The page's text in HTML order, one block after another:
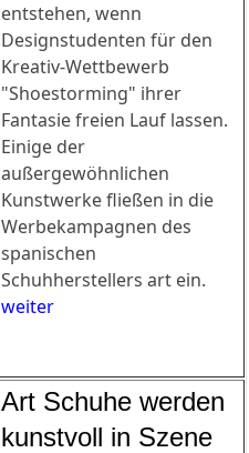
entstehen, wenn
Designstudenten für den
Kreativ-Wettbewerb
"Shoestorming" ihrer
Fantasie freien Lauf lassen.
Einige der
außergewöhnlichen
Kunstwerke fließen in die
Werbekampagnen des
spanischen
Schuhherstellers art ein.
weiter
Art Schuhe werden
kunstvoll in Szene